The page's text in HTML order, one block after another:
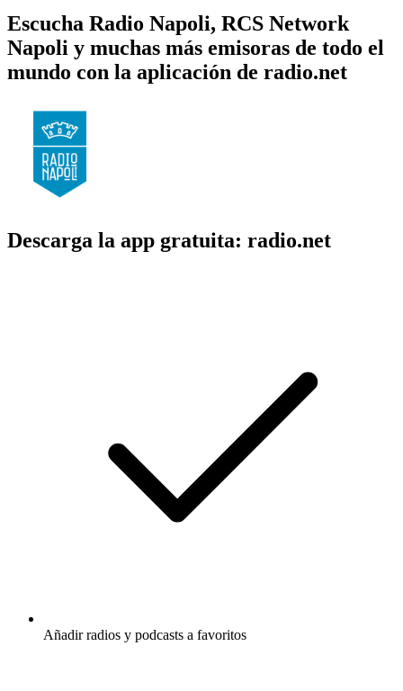
Escucha Radio Napoli, RCS Network
Napoli y muchas más emisoras de todo el
mundo con la aplicación de radio.net
Descarga la app gratuita: radio.net
Añadir radios y podcasts a favoritos